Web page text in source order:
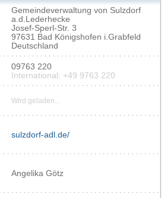
Gemeindeverwaltung von Sulzdorf
a.d.Lederhecke
Josef-Sperl-Str. 3
97631 Bad Königshofen i.Grabfeld
Deutschland
09763 220
International: +49 9763 220
Wird geladen...
sulzdorf-adl.de/
Angelika Götz